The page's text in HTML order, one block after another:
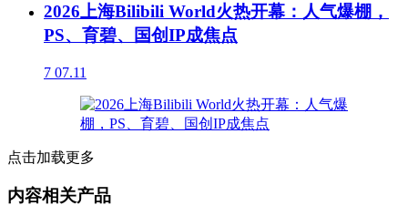
2026上海Bilibili World火热开幕：人气爆棚，
PS、育碧、国创IP成焦点
7 07.11
点击加载更多
内容相关产品